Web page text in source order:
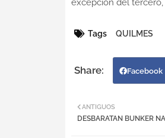
excepción del
Tags QUILMES
Facebook
ANTIGUOS
DESBARATAN BUNKER